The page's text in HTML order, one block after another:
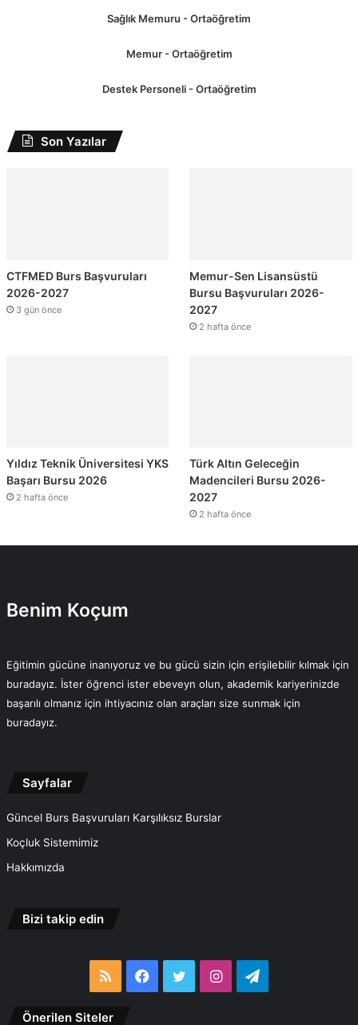
Sağlık Memuru - Ortaöğretim
Memur - Ortaöğretim
Destek Personeli - Ortaöğretim
Son Yazılar
CTFMED Burs Başvuruları
2026-2027
3 gün önce
Memur-Sen Lisansüstü
Bursu Başvuruları 2026-
2027
2 hafta önce
Yıldız Teknik Üniversitesi YKS
Başarı Bursu 2026
2 hafta önce
Türk Altın Geleceğin
Madencileri Bursu 2026-
2027
2 hafta önce
Benim Koçum
Eğitimin gücüne inanıyoruz ve bu gücü sizin için erişilebilir kılmak için
buradayız. İster öğrenci ister ebeveyn olun, akademik kariyerinizde
başarılı olmanız için ihtiyacınız olan araçları size sunmak için
buradayız.
Sayfalar
Güncel Burs Başvuruları Karşılıksız Burslar
Koçluk Sistemimiz
Hakkımızda
Bizi takip edin
RSS Facebook
TwitterInstagramTelegram
Önerilen Siteler